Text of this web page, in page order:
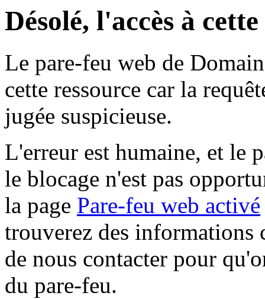
Désolé, l'accès à
Le pare-feu web de
cette ressource car la
jugée suspicieuse.
L'erreur est humaine, et le
le blocage n'est pas
la page Pare-feu web activé
trouverez des informations
de nous contacter pour
du pare-feu.